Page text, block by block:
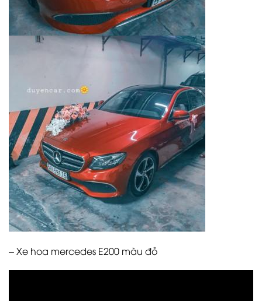
– Xe hoa mercedes E200 màu đỏ